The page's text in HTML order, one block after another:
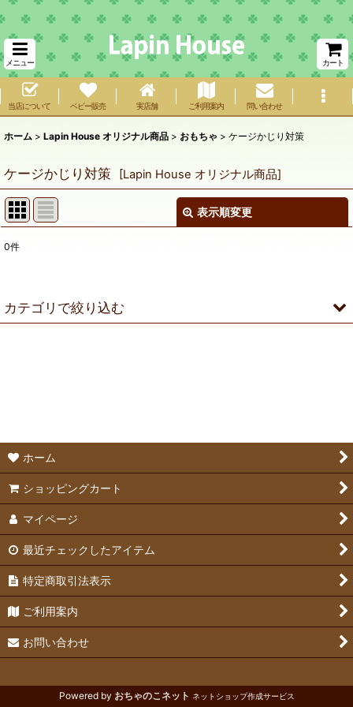
メニュー カート
当店について ベビー販売 実店舗 ご利用案内 問い合わせ
ホーム > Lapin House オリジナル商品 > おもちゃ > ケージかじり対策
ケージかじり対策 [Lapin House オリジナル商品]
表示順変更
0件
カテゴリで絞り込む
ケージかじり対策
ホーム
ショッピングカート
マイページ
最近チェックしたアイテム
特定商取引法表示
ご利用案内
お問い合わせ
Powered by おちゃのこネット ネットショップ作成サービス